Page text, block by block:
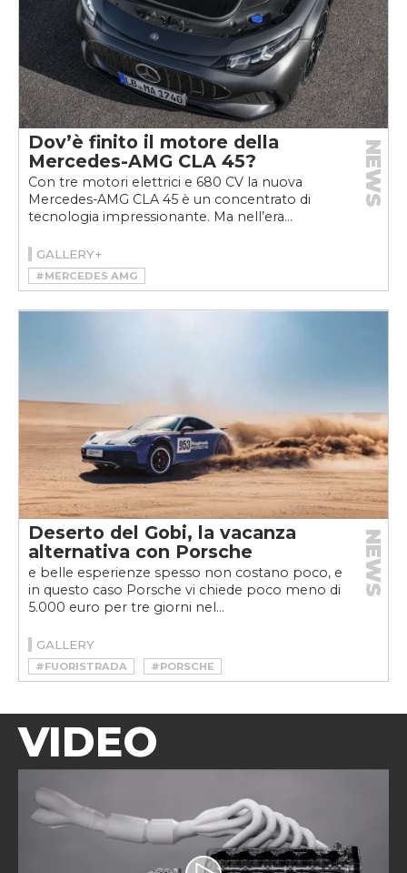
Dov’è finito il motore della
Mercedes-AMG CLA 45?
Con tre motori elettrici e 680 CV la nuova
Mercedes-AMG CLA 45 è un concentrato di
tecnologia impressionante. Ma nell’era...
NEWS
GALLERY+
#MERCEDES AMG
#MERCEDES-AMG CLA 45 4MATIC+
Deserto del Gobi, la vacanza
alternativa con Porsche
e belle esperienze spesso non costano poco, e
in questo caso Porsche vi chiede poco meno di
5.000 euro per tre giorni nel...
NEWS
GALLERY
#FUORISTRADA #PORSCHE
VIDEO